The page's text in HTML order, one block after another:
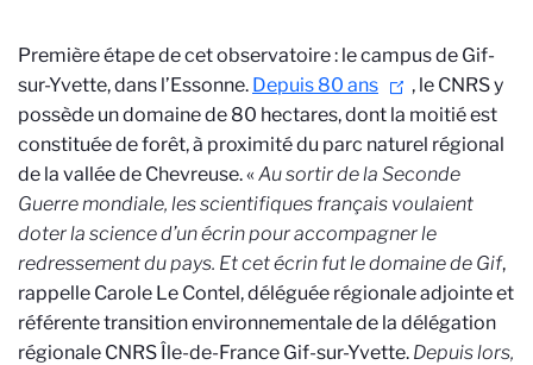
Première étape de cet observatoire : le campus de Gif-
sur-Yvette, dans l’Essonne. Depuis 80 ans
, le CNRS y
possède un domaine de 80 hectares, dont la moitié est
constituée de forêt, à proximité du parc naturel régional
de la vallée de Chevreuse. «Au sortir de la Seconde
Guerre mondiale, les scientifiques français voulaient
doter la science d’un écrin pour accompagner le
redressement du pays. Et cet écrin fut le domaine de Gif,
rappelle Carole Le Contel, déléguée régionale adjointe et
référente transition environnementale de la délégation
régionale CNRS Île-de-France Gif-sur-Yvette. Depuis lors,